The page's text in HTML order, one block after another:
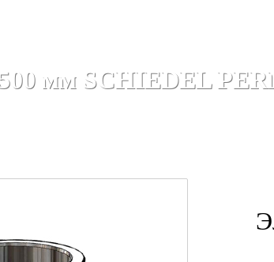
мм SCHIEDEL